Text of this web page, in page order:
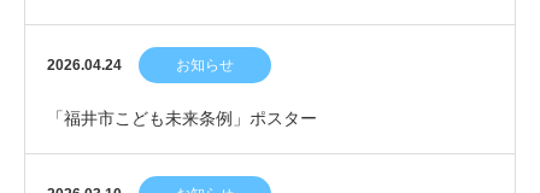
2026.04.24 お知らせ
「福井市こども未来条例」ポスター